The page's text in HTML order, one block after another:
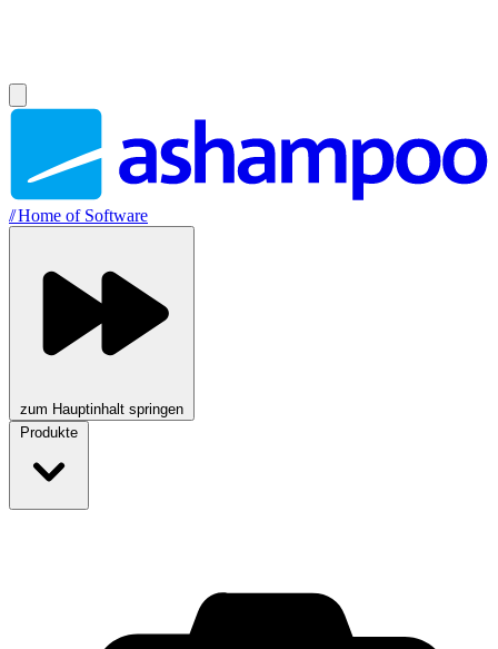
//Home of Software
zum Hauptinhalt springen
Produkte